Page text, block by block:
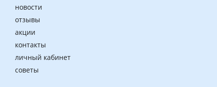
новости
отзывы
акции
контакты
личный кабинет
советы